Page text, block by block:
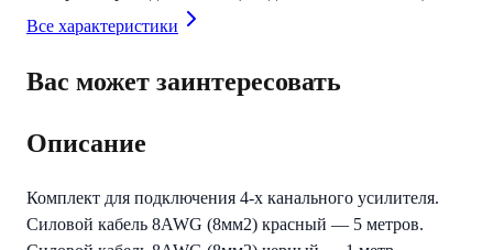
Все характеристики
Вас может заинтересовать
Описание
Комплект для подключения 4-х канального усилителя.
Силовой кабель 8AWG (8мм2) красный — 5 метров.